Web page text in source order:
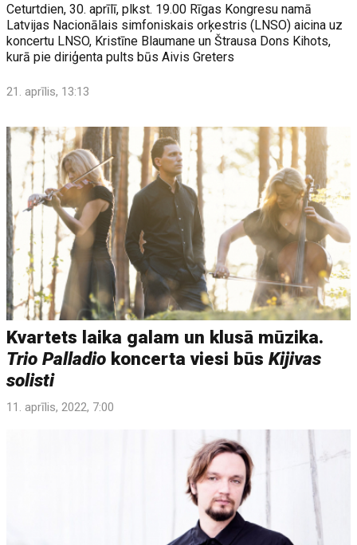
Ceturtdien, 30. aprīlī, plkst. 19.00 Rīgas Kongresu namā
Latvijas Nacionālais simfoniskais orķestris (LNSO) aicina uz
koncertu LNSO, Kristīne Blaumane un Štrausa Dons Kihots,
kurā pie diriģenta pults būs Aivis Greters
21. aprīlis, 13:13
Kvartets laika galam un klusā mūzika.
Trio Palladio koncerta viesi būsKijivas
solisti
11. aprīlis, 2022, 7:00